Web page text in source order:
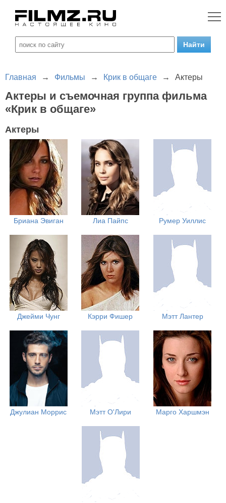
Главная → Фильмы → Крик в общаге → Актеры
Актеры и съемочная группа фильма
«Крик в общаге»
Актеры
Бриана Эвиган Лиа Пайпс Румер Уиллис
Джейми Чунг Кэрри Фишер Мэтт Лантер
Джулиан Моррис Мэтт О'Лири Марго Харшмэн